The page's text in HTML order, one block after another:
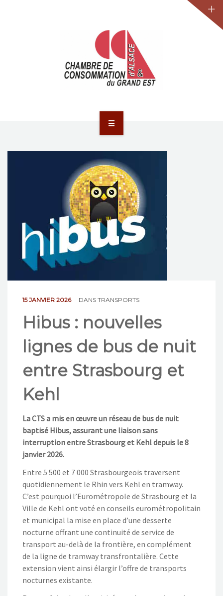
NOS ACTIONS
CONTACT
15 JANVIER 2026 DANS TRANSPORTS
Hibus : nouvelles
lignes de bus de nuit
entre Strasbourg et
Kehl
La CTS a mis en œuvre un réseau de bus de nuit
baptisé Hibus, assurant une liaison sans
interruption entre Strasbourg et Kehl depuis le 8
janvier 2026.
Entre 5 500 et 7 000 Strasbourgeois traversent
quotidiennement le Rhin vers Kehl en tramway.
C’est pourquoi l’Eurométropole de Strasbourg et la
Ville de Kehl ont voté en conseils eurométropolitain
et municipal la mise en place d’une desserte
nocturne offrant une continuité de service de
transport au-delà de la frontière, en complément
de la ligne de tramway transfrontalière. Cette
extension vient ainsi élargir l’offre de transports
nocturnes existante.